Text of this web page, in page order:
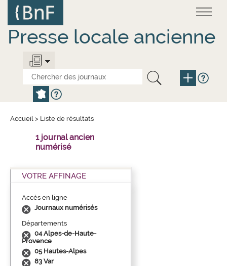
contenu
principal
Presse locale ancienne
Accueil > Liste de résultats
1 journal ancien
numérisé
VOTRE AFFINAGE
Accès en ligne
Journaux numérisés
Départements
04 Alpes-de-Haute-
Provence
05 Hautes-Alpes
83 Var
Panneau de gestion des cookies